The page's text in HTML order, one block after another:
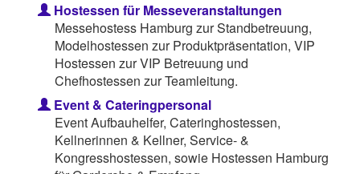
Hostessen für Messeveranstaltungen
Messehostess Hamburg zur Standbetreuung,
Modelhostessen zur Produktpräsentation, VIP
Hostessen zur VIP Betreuung und
Chefhostessen zur Teamleitung.
Event & Cateringpersonal
Event Aufbauhelfer, Cateringhostessen,
Kellnerinnen & Kellner, Service- &
Kongresshostessen, sowie Hostessen Hamburg